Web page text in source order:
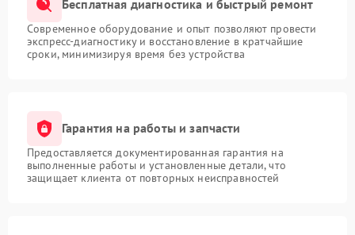
Бесплатная диагностика и быстрый ремонт
Современное оборудование и опыт позволяют провести
экспресс-диагностику и восстановление в кратчайшие
сроки, минимизируя время без устройства
Гарантия на работы и запчасти
Предоставляется документированная гарантия на
выполненные работы и установленные детали, что
защищает клиента от повторных неисправностей